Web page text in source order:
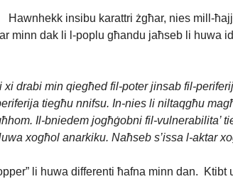
insibu karattri żgħar, nies mill-
minn dak li l-poplu għandu jaħseb li huwa
drabi min qiegħed fil-poter jinsab fil-
tiegħu nnifsu. In-nies li niltaqgħu
Il-bniedem jogħġobni fil-vulnerabilita’
xogħol anarkiku. Naħseb s’issa l-aktar
li huwa differenti ħafna minn dan.